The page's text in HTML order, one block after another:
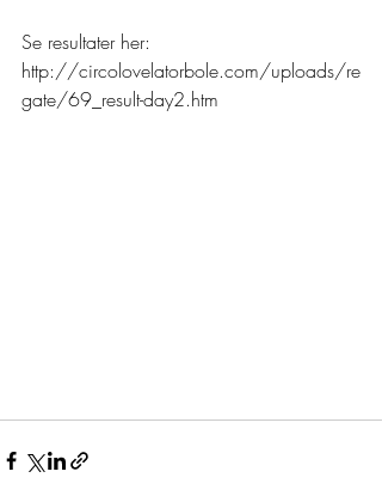
Se resultater her:
http://circolovelatorbole.com/uploads/re
gate/69_result-day2.htm